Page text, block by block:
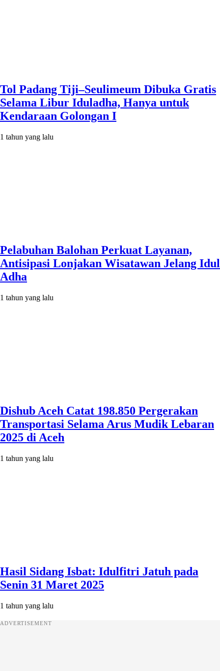
Tol Padang Tiji–Seulimeum Dibuka Gratis
Selama Libur Iduladha, Hanya untuk
Kendaraan Golongan I
1 tahun yang lalu
Pelabuhan Balohan Perkuat Layanan,
Antisipasi Lonjakan Wisatawan Jelang Idul
Adha
1 tahun yang lalu
Dishub Aceh Catat 198.850 Pergerakan
Transportasi Selama Arus Mudik Lebaran
2025 di Aceh
1 tahun yang lalu
Hasil Sidang Isbat: Idulfitri Jatuh pada
Senin 31 Maret 2025
1 tahun yang lalu
ADVERTISEMENT